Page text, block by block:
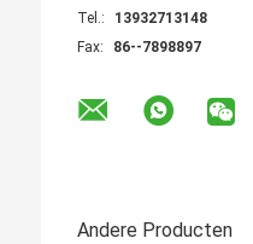
Tel.:
13932713148
Fax:
86--7898897
Andere Producten